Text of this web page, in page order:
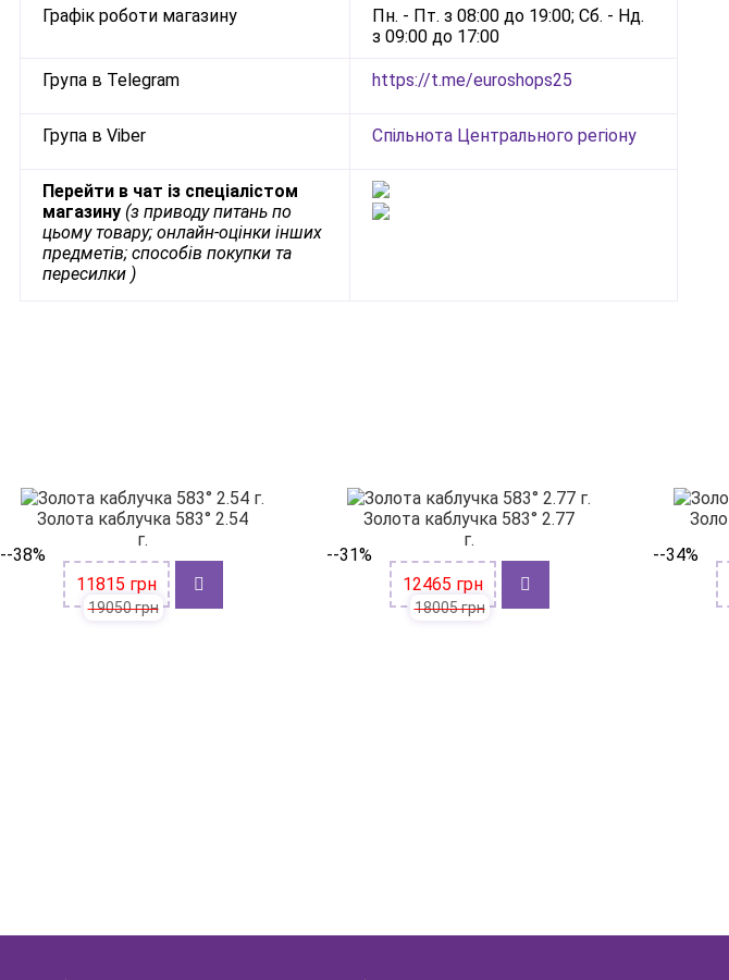
Графік роботи магазину
Пн. - Пт. з 08:00 до 19:00; Сб. - Нд.
з 09:00 до 17:00
Група в Telegram https://t.me/euroshops25
Група в Viber Спільнота Центрального регіону
Перейти в чат із спеціалістом
магазину (з приводу питань по
цьому товару; онлайн-оцінки інших
предметів; способів покупки та
пересилки )
Золота каблучка 583° 2.54
г.
--38%
11815 грн
19050 грн
Золота каблучка 583° 2.77
г.
--31%
12465 грн
18005 грн
--34%